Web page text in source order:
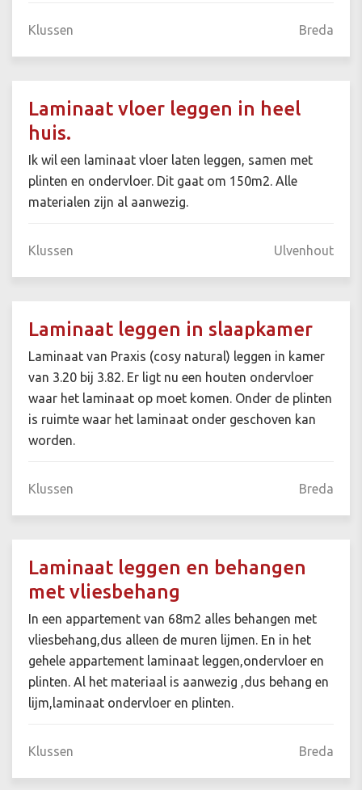
Klussen Breda
Laminaat vloer leggen in heel
huis.
Ik wil een laminaat vloer laten leggen, samen met
plinten en ondervloer. Dit gaat om 150m2. Alle
materialen zijn al aanwezig.
Klussen Ulvenhout
Laminaat leggen in slaapkamer
Laminaat van Praxis (cosy natural) leggen in kamer
van 3.20 bij 3.82. Er ligt nu een houten ondervloer
waar het laminaat op moet komen. Onder de plinten
is ruimte waar het laminaat onder geschoven kan
worden.
Klussen Breda
Laminaat leggen en behangen
met vliesbehang
In een appartement van 68m2 alles behangen met
vliesbehang,dus alleen de muren lijmen. En in het
gehele appartement laminaat leggen,ondervloer en
plinten. Al het materiaal is aanwezig ,dus behang en
lijm,laminaat ondervloer en plinten.
Klussen Breda